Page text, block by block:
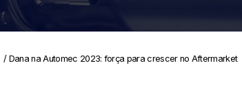
/ Dana na Automec 2023: força para crescer no Aftermarket